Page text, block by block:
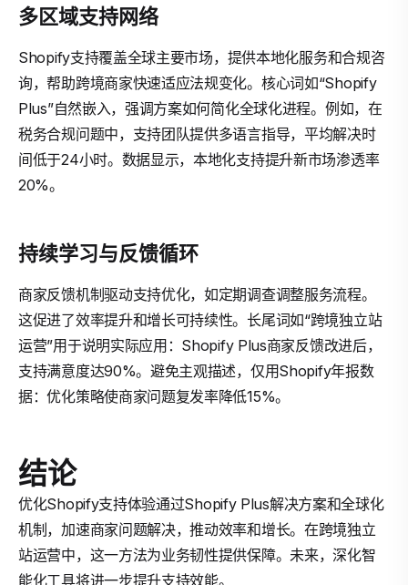
多区域支持网络
Shopify支持覆盖全球主要市场，提供本地化服务和合规咨
询，帮助跨境商家快速适应法规变化。核心词如“Shopify
Plus”自然嵌入，强调方案如何简化全球化进程。例如，在
税务合规问题中，支持团队提供多语言指导，平均解决时
间低于24小时。数据显示，本地化支持提升新市场渗透率
20%。
持续学习与反馈循环
商家反馈机制驱动支持优化，如定期调查调整服务流程。
这促进了效率提升和增长可持续性。长尾词如“跨境独立站
运营”用于说明实际应用：Shopify Plus商家反馈改进后，
支持满意度达90%。避免主观描述，仅用Shopify年报数
据：优化策略使商家问题复发率降低15%。
结论
优化Shopify支持体验通过Shopify Plus解决方案和全球化
机制，加速商家问题解决，推动效率和增长。在跨境独立
站运营中，这一方法为业务韧性提供保障。未来，深化智
能化工具将进一步提升支持效能。